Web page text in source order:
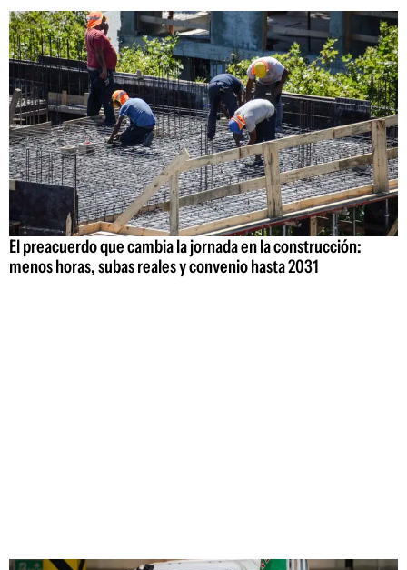
El preacuerdo que cambia la jornada en la construcción:
menos horas, subas reales y convenio hasta 2031